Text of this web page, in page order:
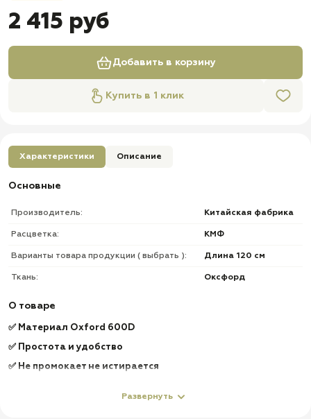
2 415 руб
Добавить в корзину
Купить в 1 клик
Характеристики Описание
Основные
Производитель: Китайская фабрика
Расцветка: КМФ
Варианты товара продукции ( выбрать ): Длина 120 см
Ткань: Оксфорд
О товаре
✅ Материал Oxford 600D
✅ Простота и удобство
✅ Не промокает не истирается
Развернуть